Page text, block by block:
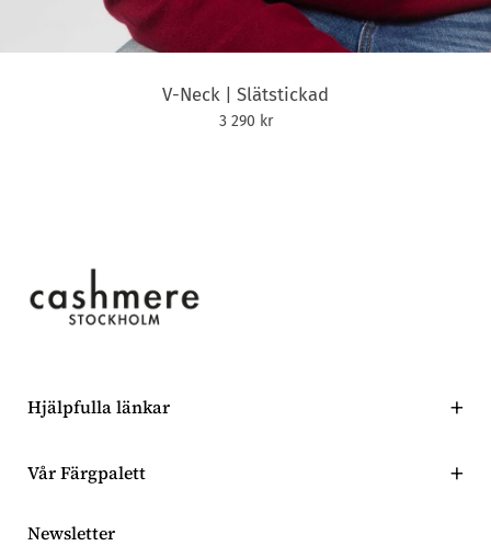
V-Neck | Slätstickad
3 290 kr
Hjälpfulla länkar
Alla produkter
Vår Färgpalett
Newsletter